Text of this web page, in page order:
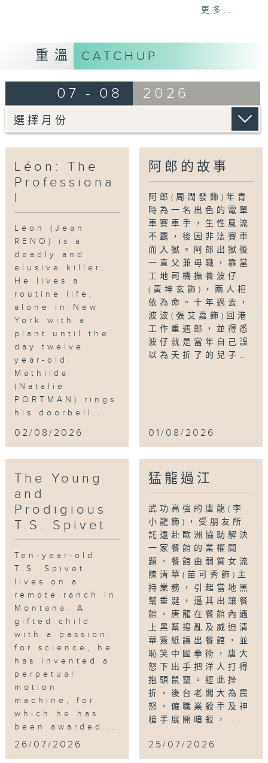
到，幸而，給一個打扮似乞丐的男生方啟宏(吳
更多...
重溫 CATCHUP
07 - 08 2026
Léon: The
Professiona
l
Léon (Jean
RENO) is a
deadly and
elusive killer.
He lives a
routine life,
alone in New
York with a
plant until the
day twelve
year-old
Mathilda
(Natalie
PORTMAN) rings
his doorbell...
02/08/2026
阿郎的故事
阿郎(周潤發飾)年青
時為一名出色的電單
車賽車手，生性風流
不覊，後因非法賽車
而入獄。阿郎出獄後
一直父兼母職，靠當
工地司機撫養波仔
(黃坤玄飾)，兩人相
依為命。十年過去，
波波(張艾嘉飾)回港
工作重遇郎，並得悉
波仔就是當年自己誤
以為夭折了的兒子…
01/08/2026
The Young
and
Prodigious
T.S. Spivet
Ten-year-old
T.S. Spivet
lives on a
remote ranch in
Montana. A
gifted child
with a passion
for science, he
has invented a
perpetual
motion
machine, for
which he has
been awarded...
26/07/2026
猛龍過江
武功高強的唐龍(李
小龍飾)，受朋友所
託遠赴歐洲協助解決
一家餐館的業權問
題。餐館由弱質女流
陳清華(苗可秀飾)主
持業務，引起當地黑
幫垂涎，逼其出讓餐
館。唐龍在餐館內遇
上黑幫搗亂及威迫清
華簽紙讓出餐館，並
恥笑中國拳術，唐大
怒下出手把洋人打得
抱頭鼠竄。經此挫
折，後台老闆大為震
怒，僱職業殺手及神
槍手展開暗殺，...
25/07/2026